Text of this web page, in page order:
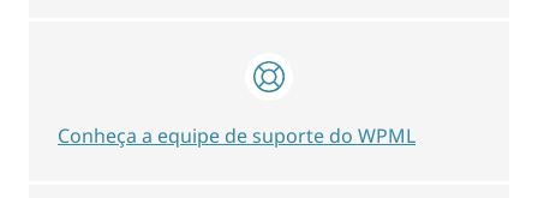
Conheça a equipe de suporte do WPML